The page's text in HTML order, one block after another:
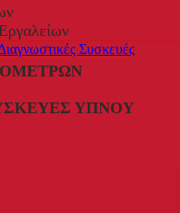
Συσκευές
ΎΠΝΟΥ